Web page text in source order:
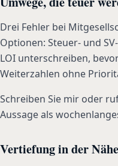
Drei Fehler bei
Optionen: Steuer- und
LOI unterschreiben,
Weiterzahlen ohne
Schreiben Sie mir oder
Aussage als
Vertiefung in der Nähe